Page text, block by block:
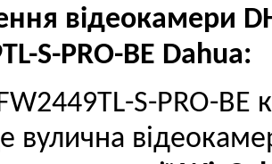
відеокамери
S-PRO-BE Dahua:
S-PRO-BE
вулична